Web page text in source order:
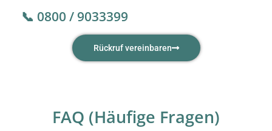
📞 0800 / 9033399
Rückruf vereinbaren
FAQ (Häufige Fragen)